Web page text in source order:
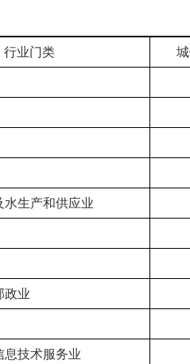
单位
行业门类
水生产和供应业
政业
息技术服务业